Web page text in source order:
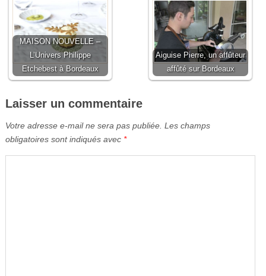
MAISON NOUVELLE –
L’Univers Philippe
Etchebest à Bordeaux
Aiguise Pierre, un affûteur
affûté sur Bordeaux
Laisser un commentaire
Votre adresse e-mail ne sera pas publiée. Les champs
obligatoires sont indiqués avec *